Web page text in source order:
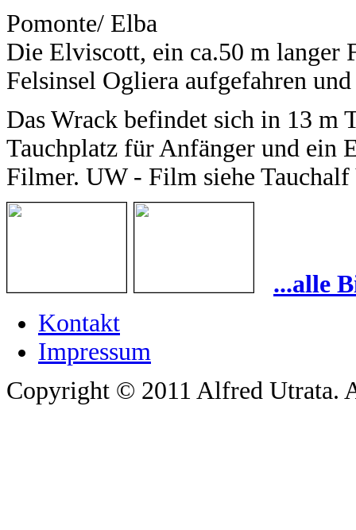
Pomonte/ Elba
Die Elviscott, ein ca.50 m langer
Felsinsel Ogliera aufgefahren und
Das Wrack befindet sich in 13 m
Tauchplatz für Anfänger und ein
Filmer. UW - Film siehe Tauchalf
...alle
Kontakt
Impressum
Copyright © 2011 Alfred Utrata.